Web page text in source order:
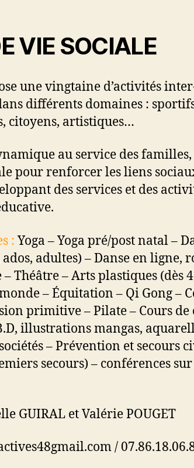
VIE SOCIALE
une vingtaine d’activités
différents domaines :
citoyens, artistiques…
au service des
pour renforcer les liens
des services et des
:Yoga – Yoga pré/post natal –
adultes) – Danse en ligne,
Théâtre – Arts plastiques (dès
– Équitation – Qi Gong –
primitive – Pilate – Cours de
illustrations mangas,
– Prévention et secours
secours) – conférences
GUIRAL et Valérie POUGET
/